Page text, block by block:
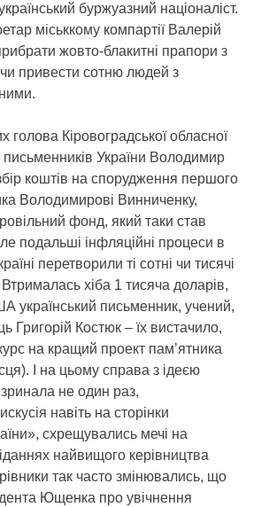
буржуазний націоналіст.
міськкому компартії Валерій
жовто-блакитні прапори з
привести сотню людей з
голова Кіровоградської обласної
письменників України Володимир
коштів на спорудження першого
Володимирові Винниченку,
фонд, який таки став
подальші інфляційні процеси в
перетворили ті сотні чи тисячі
Втрималась хіба 1 тисяча доларів,
український письменник, учений,
Григорій Костюк – їх вистачило,
на кращий проект пам’ятника
І на цьому справа з ідеєю
не один раз,
навіть на сторінки
схрещувались мечі на
найвищого керівництва
так часто змінювались, що
Ющенка про увічнення